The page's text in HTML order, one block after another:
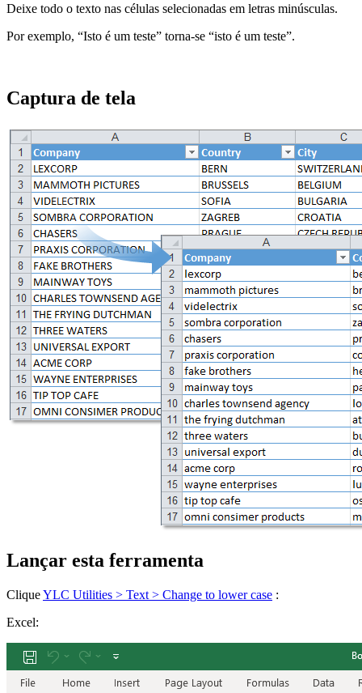
Deixe todo o texto nas células selecionadas em letras minúsculas.
Por exemplo, “Isto é um teste” torna-se “isto é um teste”.
Captura de tela
Lançar esta ferramenta
CliqueYLC Utilities > Text > Change to lower case :
Excel: